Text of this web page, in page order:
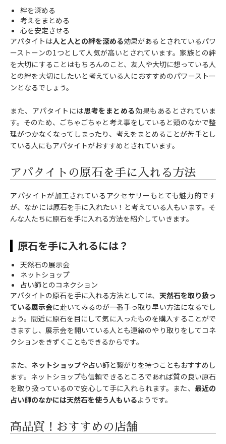
絆を深める
考えをまとめる
心を安定させる
アパタイトは人と人との絆を深める効果があるとされているパワ
ーストーンの1つとして人気が高いとされています。家族との絆
を大切にすることはもちろんのこと、友人や大切に想っている人
との絆を大切にしたいと考えている人におすすめのパワーストー
ンとなるでしょう。
また、アパタイトには思考をまとめる効果もあるとされていま
す。そのため、ごちゃごちゃと考え事をしていると頭のなかで整
理がつかなくなってしまったり、考えをまとめることが苦手とし
ている人にもアパタイトがおすすめとされています。
アパタイトの原石を手に入れる方法
アパタイトが加工されているアクセサリーもとても魅力的です
が、なかには原石を手に入れたい！と考えている人もいます。そ
んな人たちに原石を手に入れる方法を紹介していきます。
原石を手に入れるには？
天然石の展示会
ネットショップ
占い師とのコネクション
アパタイトの原石を手に入れる方法としては、 天然石を取り扱っ
ている展示会に赴いてみるのが一番手っ取り早い方法になるでし
ょう。間近に原石を目にして気に入ったものを購入することがで
きますし、展示会を開いている人とも連絡のやり取りをしてコネ
クションをきずくこともできるからです。
また、 ネットショップや占い師と繋がりを持つこともおすすめし
ます。ネットショップも信頼できるところであれば質の良い原石
を取り扱っているので安心して手に入れられます。また、 最近の
占い師のなかには天然石を使う人もいるようです。
高品質！おすすめの店舗